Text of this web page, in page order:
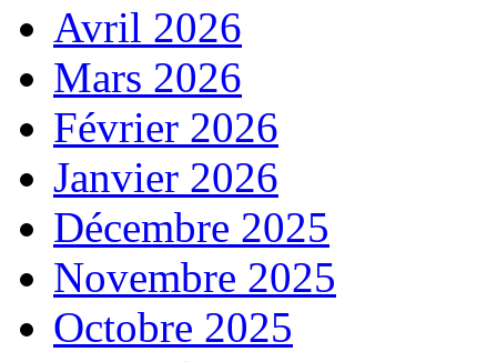
Avril 2026
Mars 2026
Février 2026
Janvier 2026
Décembre 2025
Novembre 2025
Octobre 2025